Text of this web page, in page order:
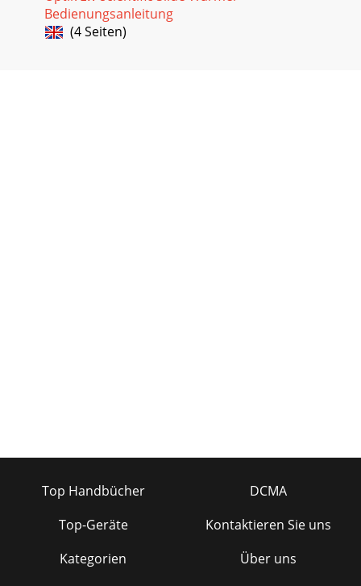
Bedienungsanleitung
(4 Seiten)
Top Handbücher
Top-Geräte
Kategorien
DCMA
Kontaktieren Sie uns
Über uns